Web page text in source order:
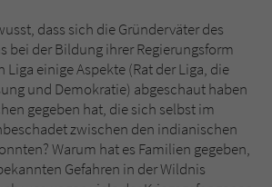
dass sich die Gründerväter des
bei der Bildung ihrer Regierungsform
Liga einige Aspekte (Rat der Liga, die
und Demokratie) abgeschaut haben
gegeben hat, die sich selbst im
zwischen den indianischen
Warum hat es Familien gegeben,
Gefahren in der Wildnis